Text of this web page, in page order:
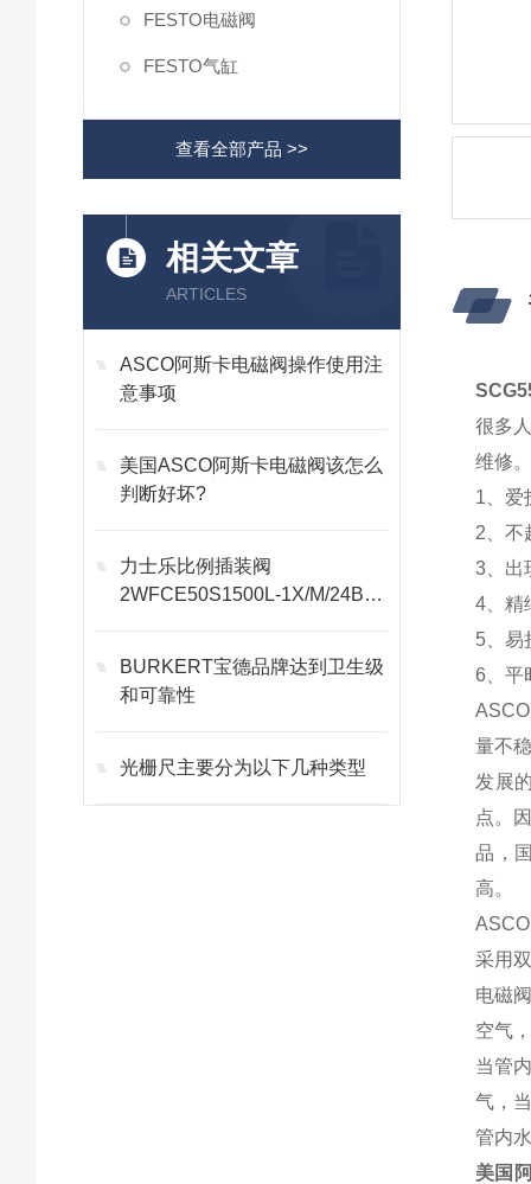
FESTO电磁阀
FESTO气缸
查看全部产品 >>
相关文章
ARTICLES
ASCO阿斯卡电磁阀操作使用注
意事项
美国ASCO阿斯卡电磁阀该怎么
判断好坏?
力士乐比例插装阀
2WFCE50S1500L-1X/M/24B1
BURKERT宝德品牌达到卫生级
和可靠性
光栅尺主要分为以下几种类型
很多
维修
1、爱
2、不
3、出
4、精
5、易
6、平
量不
发展
点。
品，
高。
采用
电磁
空气
当管
气，
管内
美国